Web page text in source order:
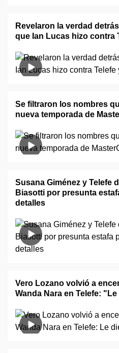
Revelaron la verdad
que Ian Lucas hizo contra
Se filtraron los nombres
nueva temporada de
Susana Giménez y Telefe
Biasotti por presunta
detalles
Vero Lozano volvió a
Wanda Nara en Telefe: